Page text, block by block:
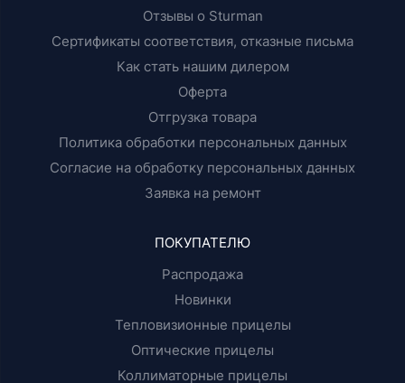
Отзывы о Sturman
Сертификаты соответствия, отказные письма
Как стать нашим дилером
Оферта
Отгрузка товара
Политика обработки персональных данных
Согласие на обработку персональных данных
Заявка на ремонт
ПОКУПАТЕЛЮ
Распродажа
Новинки
Тепловизионные прицелы
Оптические прицелы
Коллиматорные прицелы